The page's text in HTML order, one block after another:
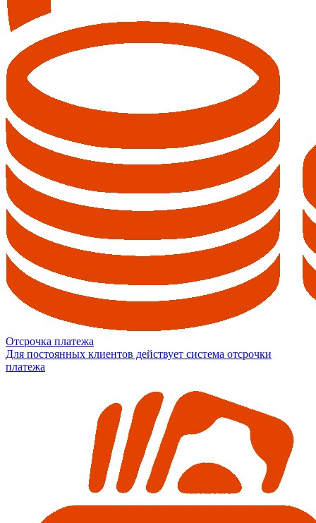
Отсрочка платежа
Для постоянных клиентов действует система отсрочки
платежа